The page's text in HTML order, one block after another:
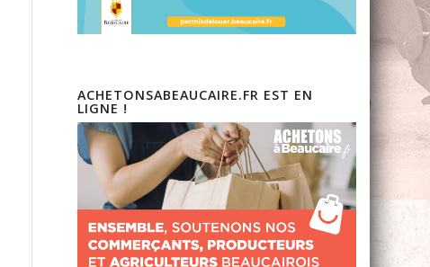
ACHETONSABEAUCAIRE.FR EST EN
LIGNE !